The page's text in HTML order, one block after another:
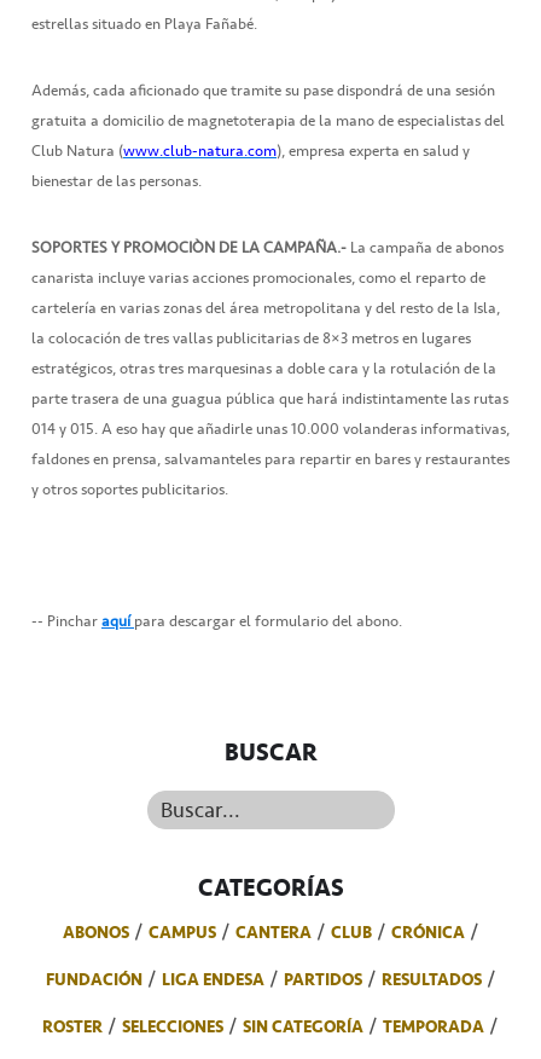
estrellas situado en Playa Fañabé.
Además, cada aficionado que tramite su pase dispondrá de una sesión
gratuita a domicilio de magnetoterapia de la mano de especialistas del
Club Natura (www.club-natura.com), empresa experta en salud y
bienestar de las personas.
SOPORTES Y PROMOCIÒN DE LA CAMPAÑA.- La campaña de abonos
canarista incluye varias acciones promocionales, como el reparto de
cartelería en varias zonas del área metropolitana y del resto de la Isla,
la colocación de tres vallas publicitarias de 8×3 metros en lugares
estratégicos, otras tres marquesinas a doble cara y la rotulación de la
parte trasera de una guagua pública que hará indistintamente las rutas
014 y 015. A eso hay que añadirle unas 10.000 volanderas informativas,
faldones en prensa, salvamanteles para repartir en bares y restaurantes
y otros soportes publicitarios.
-- Pincharaquípara descargar el formulario del abono.
BUSCAR
Buscar...
CATEGORÍAS
ABONOS CAMPUS CANTERA CLUB
CRÓNICA
FUNDACIÓN
LIGA ENDESA PARTIDOS
RESULTADOS
ROSTER
SELECCIONES SIN CATEGORÍA
TEMPORADA